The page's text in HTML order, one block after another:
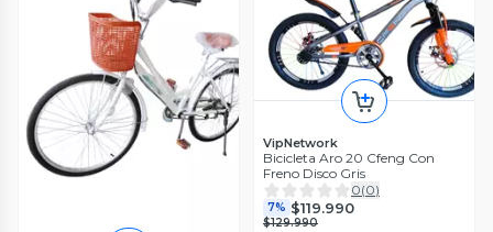
VipNetwork
Bicicleta Aro 20 Cfeng Con
Freno Disco Gris
0(0)
7% $119.990
$129.990